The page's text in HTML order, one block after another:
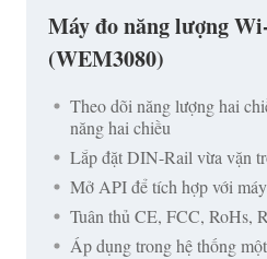
Máy đo năng lượng
(WEM3080)
Theo dõi năng lượng hai
năng hai chiều
Lắp đặt DIN-Rail vừa vặn
Mở API để tích hợp với
Tuân thủ CE, FCC, RoHs,
Áp dụng trong hệ thống